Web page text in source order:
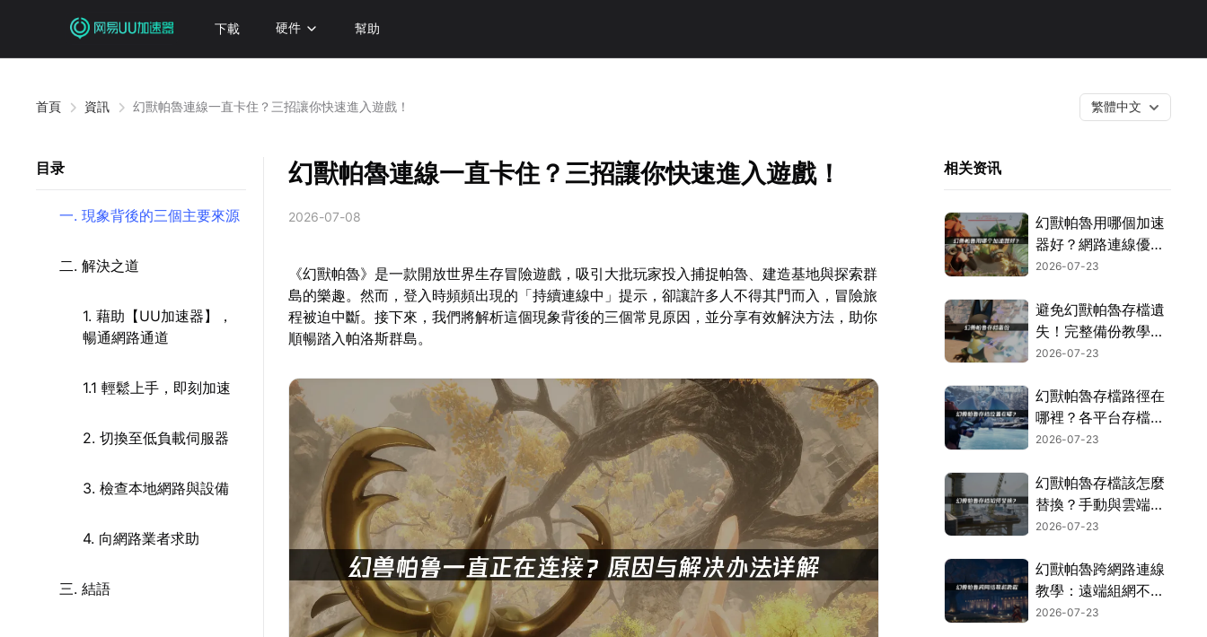
下載 硬件 幫助
首頁 資訊 幻獸帕魯連線一直卡住？三招讓你快速進入遊戲！ 繁體中文
目录
一. 現象背後的三個主要來源
二. 解決之道
1. 藉助【UU加速器】，
暢通網路通道
1.1 輕鬆上手，即刻加速
2. 切換至低負載伺服器
3. 檢查本地網路與設備
4. 向網路業者求助
三. 結語
幻獸帕魯連線一直卡住？三招讓你快速進入遊戲！
2026-07-08
《幻獸帕魯》是一款開放世界生存冒險遊戲，吸引大批玩家投入捕捉帕魯、建造基地與探索群
島的樂趣。然而，登入時頻頻出現的「持續連線中」提示，卻讓許多人不得其門而入，冒險旅
程被迫中斷。接下來，我們將解析這個現象背後的三個常見原因，並分享有效解決方法，助你
順暢踏入帕洛斯群島。
相关资讯
幻獸帕魯用哪個加速
器好？網路連線優化
這樣搞定！
2026-07-23
避免幻獸帕魯存檔遺
失！完整備份教學指
南！
2026-07-23
幻獸帕魯存檔路徑在
哪裡？各平台存檔位
置搜尋指南！
2026-07-23
幻獸帕魯存檔該怎麼
替換？手動與雲端存
檔兩種方案！
2026-07-23
幻獸帕魯跨網路連線
教學：遠端組網不再
卡頓的實用指南！
2026-07-23